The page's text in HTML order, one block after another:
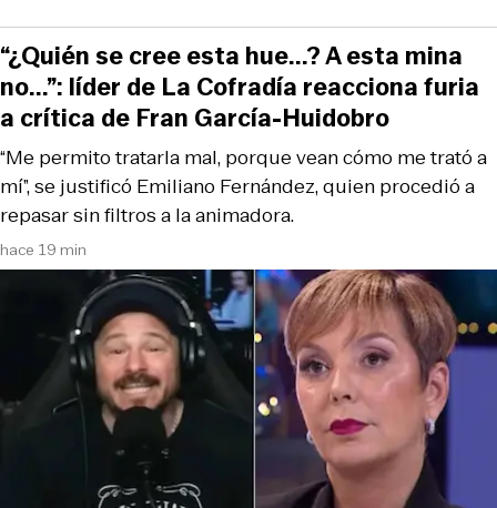
hace 19 min
“Me permito tratarla mal, porque vean cómo me trató a
mí”, se justificó Emiliano Fernández, quien procedió a
repasar sin filtros a la animadora.
“¿Quién se cree esta hue...? A esta mina
no...”: líder de La Cofradía reacciona furia
a crítica de Fran García-Huidobro